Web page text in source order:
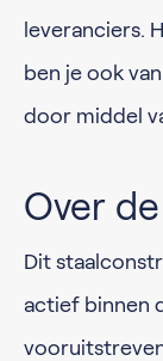
leveranciers.
ben je ook
door middel
Over
Dit
actief binnen